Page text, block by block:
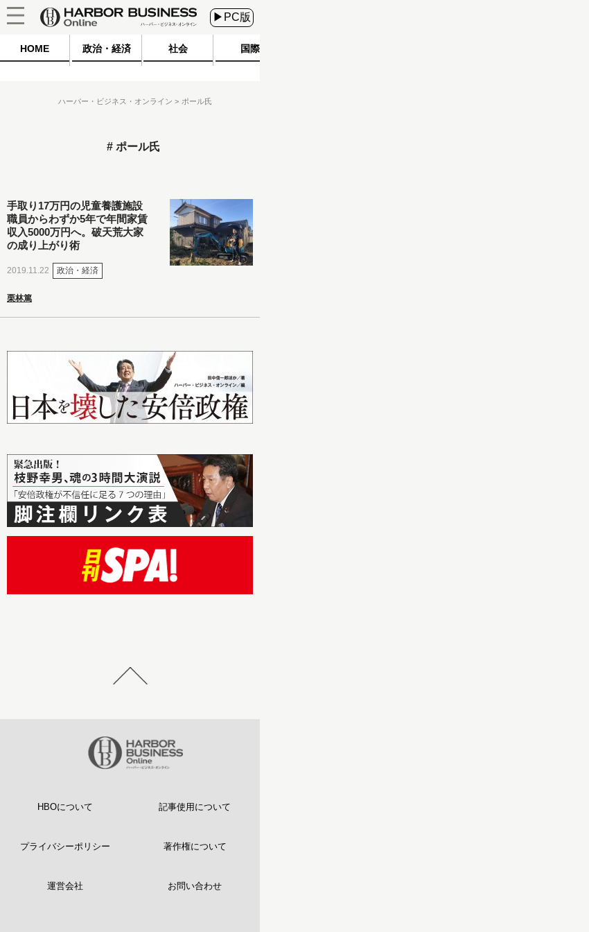
▶PC版
HOME 政治・経済 社会 国際
ハーバー・ビジネス・オンライン ポール氏
ポール氏
手取り17万円の児童養護施設
職員からわずか5年で年間家賃
収入5000万円へ。破天荒大家
の成り上がり術
2019.11.22 政治・経済
栗林篤
HBOについて 記事使用について
プライバシーポリシー 著作権について
運営会社 お問い合わせ